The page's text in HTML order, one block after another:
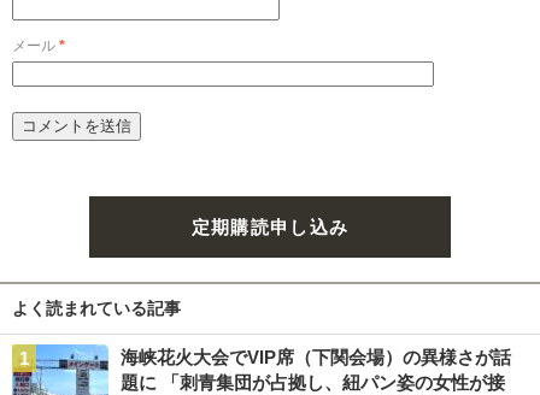
メール *
定期購読申し込み
よく読まれている記事
海峡花火大会でVIP席（下関会場）の異様さが話
題に 「刺青集団が占拠し、紐パン姿の女性が接